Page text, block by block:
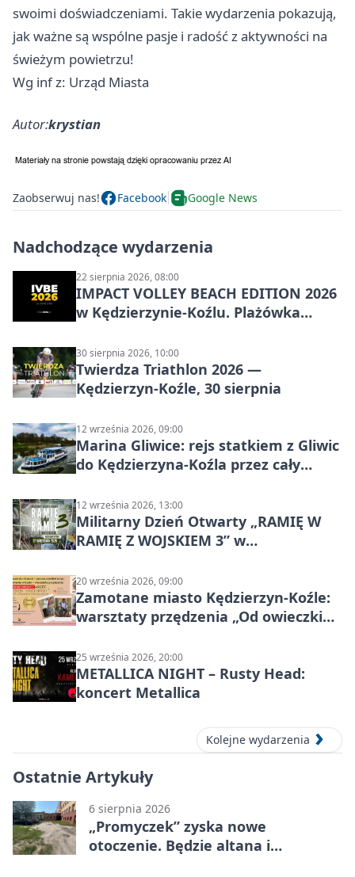
swoimi doświadczeniami. Takie wydarzenia pokazują,
jak ważne są wspólne pasje i radość z aktywności na
świeżym powietrzu!
Wg inf z: Urząd Miasta
Autor:krystian
Zaobserwuj nas! Facebook Google News
Nadchodzące wydarzenia
22 sierpnia 2026, 08:00
IMPACT VOLLEY BEACH EDITION 2026
w Kędzierzynie-Koźlu. Plażówka
30 sierpnia 2026, 10:00
Twierdza Triathlon 2026 —
Kędzierzyn-Koźle, 30 sierpnia
12 września 2026, 09:00
Marina Gliwice: rejs statkiem z Gliwic
do Kędzierzyna-Koźla przez cały
12 września 2026, 13:00
Militarny Dzień Otwarty „RAMIĘ W
RAMIĘ Z WOJSKIEM 3” w
20 września 2026, 09:00
Zamotane miasto Kędzierzyn-Koźle:
warsztaty przędzenia „Od owieczki
25 września 2026, 20:00
METALLICA NIGHT – Rusty Head:
koncert Metallica
Kolejne wydarzenia
Ostatnie Artykuły
6 sierpnia 2026
„Promyczek” zyska nowe
otoczenie. Będzie altana i